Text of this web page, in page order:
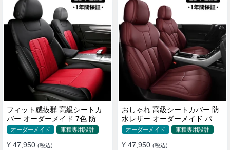
フィット感抜群 高級シートカ
バー オーダーメイド 7色 防水
レザー おしゃれ 全席セット
オーダーメイド 車種専用設計
¥ 47,950 (税込)
おしゃれ 高級シートカバー 防
水レザー オーダーメイド パン
チング加工 9色 全席セット
オーダーメイド 車種専用設計
¥ 47,950 (税込)